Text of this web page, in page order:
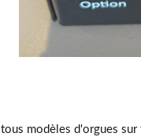
modèles d'orgues sur